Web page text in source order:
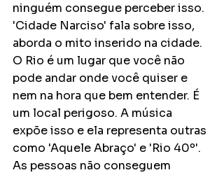
ninguém consegue perceber isso.
'Cidade Narciso' fala sobre isso,
aborda o mito inserido na cidade.
O Rio é um lugar que você não
pode andar onde você quiser e
nem na hora que bem entender. É
um local perigoso. A música
expõe isso e ela representa outras
como 'Aquele Abraço' e 'Rio 40º'.
As pessoas não conseguem